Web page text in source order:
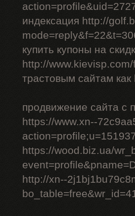
индексация http://
купить купоны на
http://
трастовым сайтам
продвижение сайта с
https://www.xn--
https://wood.biz.ua/
http://xn--